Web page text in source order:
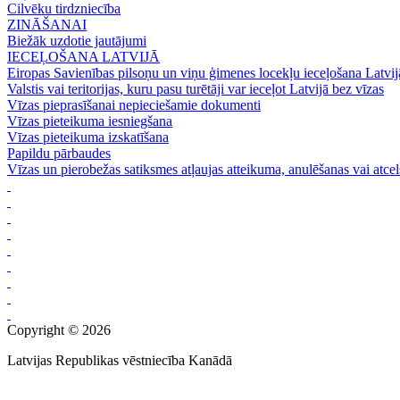
Cilvēku tirdzniecība
ZINĀŠANAI
Biežāk uzdotie jautājumi
IECEĻOŠANA LATVIJĀ
Eiropas Savienības pilsoņu un viņu ģimenes locekļu ieceļošana
Valstis vai teritorijas, kuru pasu turētāji var ieceļot Latvijā bez vīzas
Vīzas pieprasīšanai nepieciešamie dokumenti
Vīzas pieteikuma iesniegšana
Vīzas pieteikuma izskatīšana
Papildu pārbaudes
Vīzas un pierobežas satiksmes atļaujas atteikuma, anulēšanas vai
Copyright © 2026
Latvijas Republikas vēstniecība Kanādā